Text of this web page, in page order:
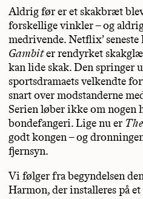
Aldrig før er et skakbræt
forskellige vinkler – og
medrivende. Netflix’
Gambiter rendyrket
kan lide skak. Den springer
sportsdramaets velkendte
snart over modstanderne
Serien løber ikke om nogen
bondefangeri. Lige nu er
godt kongen – og
fjernsyn.
Vi følger fra begyndelsen
Harmon, der installeres på